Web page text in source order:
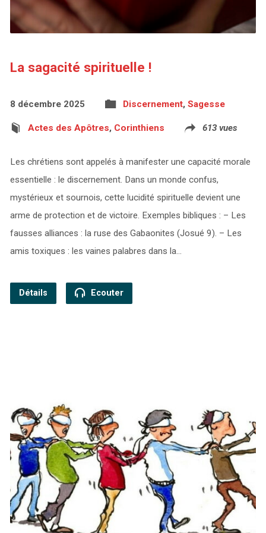
La sagacité spirituelle !
8 décembre 2025 Discernement, Sagesse
Actes des Apôtres, Corinthiens 613 vues
Les chrétiens sont appelés à manifester une capacité morale
essentielle : le discernement. Dans un monde confus,
mystérieux et sournois, cette lucidité spirituelle devient une
arme de protection et de victoire. Exemples bibliques : – Les
fausses alliances : la ruse des Gabaonites (Josué 9). – Les
amis toxiques : les vaines palabres dans la…
Détails Ecouter